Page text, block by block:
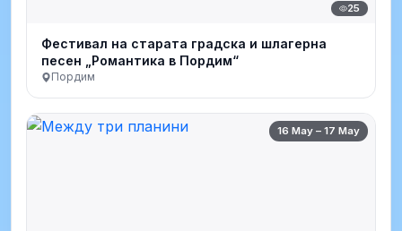
25
Фестивал на старата градска и шлагерна
песен „Романтика в Пордим“
Пордим
16 May – 17 May